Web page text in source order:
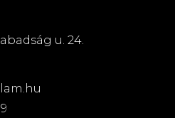
u. 24.